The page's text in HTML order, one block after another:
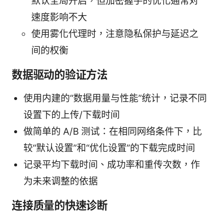
速度影响不大
使用雾化代理时，注意隐私保护与延迟之
间的权衡
数据驱动的验证方法
使用内建的“数据用量与性能”统计，记录不同
设置下的上传/下载时间
做简单的 A/B 测试：在相同网络条件下，比
较“默认设置”和“优化设置”的下载完成时间
记录平均下载时间、成功率和重传次数，作
为未来调整的依据
连接质量的快速诊断